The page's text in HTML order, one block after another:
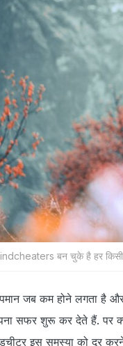
बन चुके है हर
जब कम होने लगता है
सफर शुरू कर देते हैं. पर
इस समस्‍या को दूर